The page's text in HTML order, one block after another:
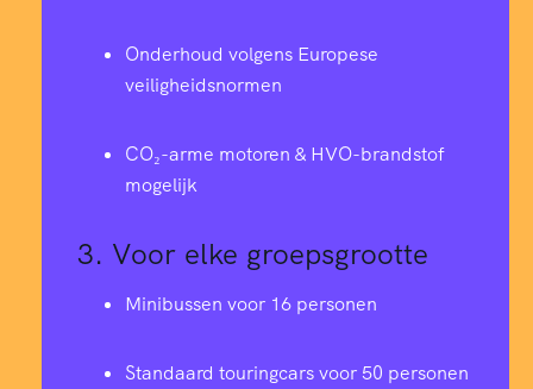
Onderhoud volgens Europese
veiligheidsnormen
CO₂-arme motoren & HVO-brandstof
mogelijk
3. Voor elke groepsgrootte
Minibussen voor 16 personen
Standaard touringcars voor 50 personen